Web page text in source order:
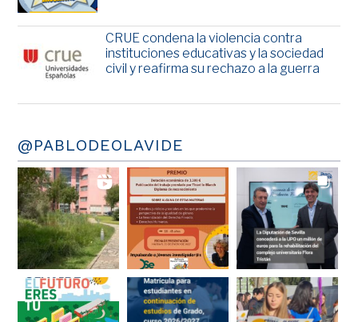
CRUE condena la violencia contra
instituciones educativas y la sociedad
civil y reafirma su rechazo a la guerra
@PABLODEOLAVIDE